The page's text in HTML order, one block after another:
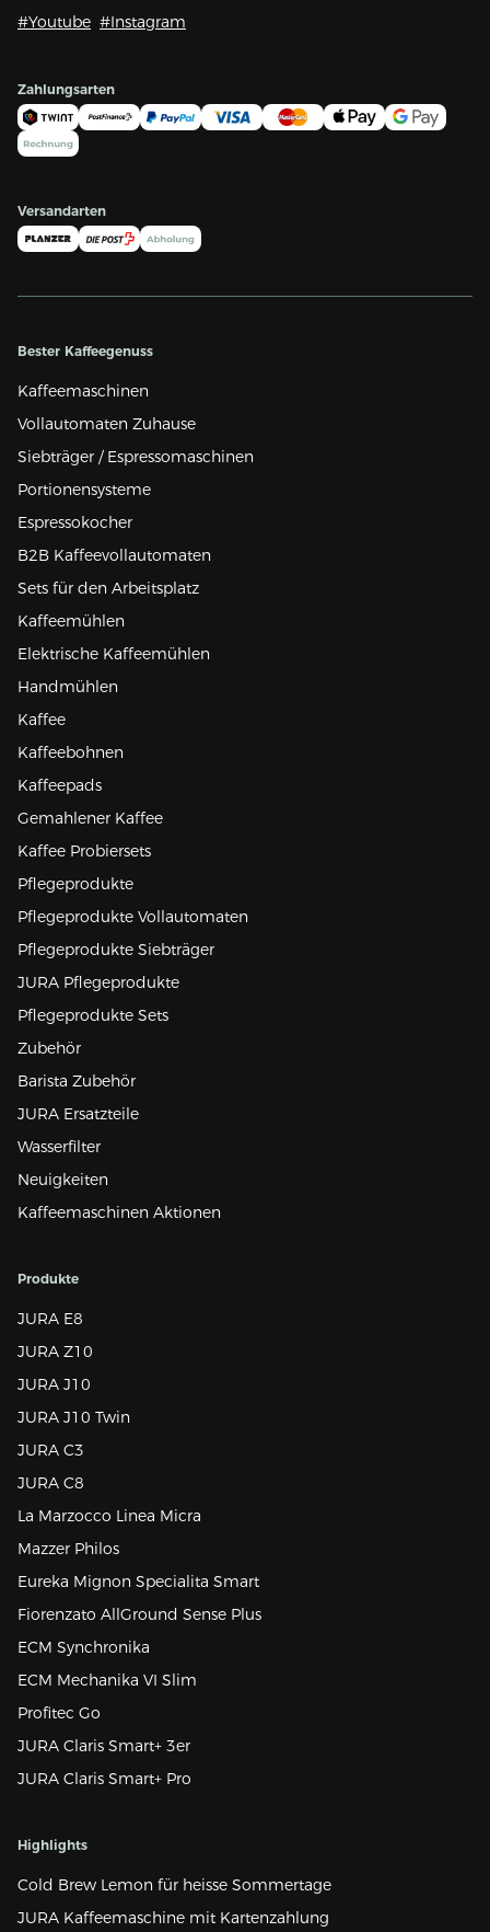
#Youtube #Instagram
Zahlungsarten
Versandarten
Bester Kaffeegenuss
Kaffeemaschinen
Vollautomaten Zuhause
Siebträger / Espressomaschinen
Portionensysteme
Espressokocher
B2B Kaffeevollautomaten
Sets für den Arbeitsplatz
Kaffeemühlen
Elektrische Kaffeemühlen
Handmühlen
Kaffee
Kaffeebohnen
Kaffeepads
Gemahlener Kaffee
Kaffee Probiersets
Pflegeprodukte
Pflegeprodukte Vollautomaten
Pflegeprodukte Siebträger
JURA Pflegeprodukte
Pflegeprodukte Sets
Zubehör
Barista Zubehör
JURA Ersatzteile
Wasserfilter
Neuigkeiten
Kaffeemaschinen Aktionen
Produkte
JURA E8
JURA Z10
JURA J10
JURA J10 Twin
JURA C3
JURA C8
La Marzocco Linea Micra
Mazzer Philos
Eureka Mignon Specialita Smart
Fiorenzato AllGround Sense Plus
ECM Synchronika
ECM Mechanika VI Slim
Profitec Go
JURA Claris Smart+ 3er
JURA Claris Smart+ Pro
Highlights
Cold Brew Lemon für heisse Sommertage
JURA Kaffeemaschine mit Kartenzahlung